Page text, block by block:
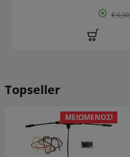
€ 6,90
Topseller
TIPP